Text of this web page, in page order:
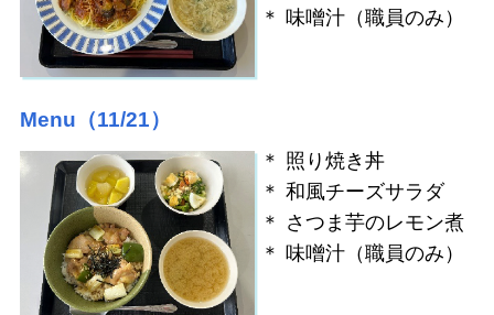
＊ 味噌汁（職員のみ）
Menu（11/21）
＊ 照り焼き丼
＊ 和風チーズサラダ
＊ さつま芋のレモン煮
＊ 味噌汁（職員のみ）